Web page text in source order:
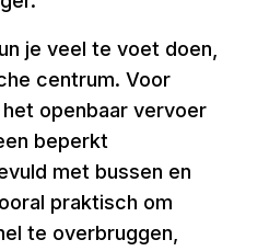
je veel te voet doen,
centrum. Voor
openbaar vervoer
beperkt
met bussen en
praktisch om
te overbruggen,